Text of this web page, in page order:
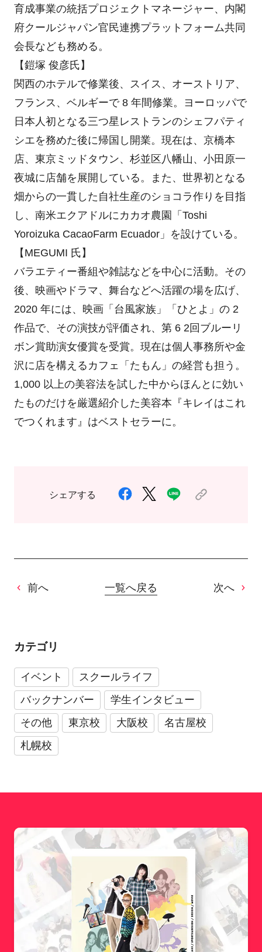
育成事業の統括プロジェクトマネージャー、内閣
府クールジャパン官民連携プラットフォーム共同
会長なども務める。
【鎧塚 俊彦氏】
関西のホテルで修業後、スイス、オーストリア、
フランス、ベルギーで 8 年間修業。ヨーロッパで
日本人初となる三つ星レストランのシェフパティ
シエを務めた後に帰国し開業。現在は、京橋本
店、東京ミッドタウン、杉並区⼋幡山、小田原一
夜城に店舗を展開している。また、世界初となる
畑からの一貫した自社生産のショコラ作りを目指
し、南⽶エクアドルにカカオ農園「Toshi
Yoroizuka CacaoFarm Ecuador」を設けている。
【MEGUMI 氏】
バラエティー番組や雑誌などを中心に活動。その
後、映画やドラマ、舞台などへ活躍の場を広げ、
2020 年には、映画「台風家族」「ひとよ」の 2
作品で、その演技が評価され、第 6 2回ブルーリ
ボン賞助演女優賞を受賞。現在は個人事務所や金
沢に店を構えるカフェ「たもん」の経営も担う。
1,000 以上の美容法を試した中からほんとに効い
たものだけを厳選紹介した美容本『キレイはこれ
でつくれます』はベストセラーに。
シェアする
前へ 一覧へ戻る 次へ
カテゴリ
イベント
スクールライフ
バックナンバー
学生インタビュー
その他
東京校 大阪校
名古屋校
札幌校